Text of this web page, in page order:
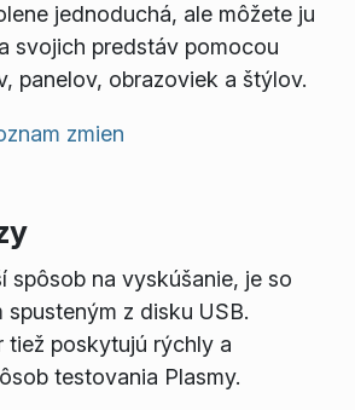
jednoduchá, ale môžete ju
svojich predstáv pomocou
panelov, obrazoviek a štýlov.
zmien
spôsob na vyskúšanie, je so
spusteným z disku USB.
tiež poskytujú rýchly a
testovania Plasmy.